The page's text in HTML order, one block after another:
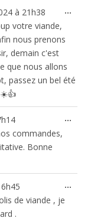
à 21h38
votre viande,
nous prenons
demain c'est
que nous allons
passez un bel été
...
commandes,
Bonne
...
de viande , je
.
...